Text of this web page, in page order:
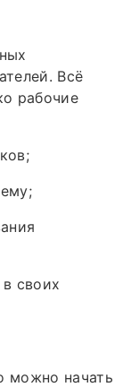
Всё
рабочие
своих
можно начать